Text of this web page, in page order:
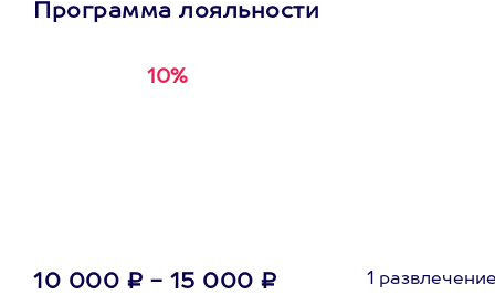
Программа лояльности
10%
10 000 ₽ - 15 000 ₽ 1